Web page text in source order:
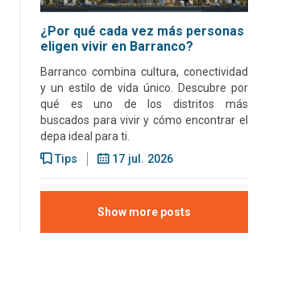
¿Por qué cada vez más personas
eligen vivir en Barranco?
Barranco combina cultura, conectividad
y un estilo de vida único. Descubre por
qué es uno de los distritos más
buscados para vivir y cómo encontrar el
depa ideal para ti.
Tips 17 jul. 2026
Show more posts